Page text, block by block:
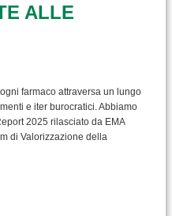
ALLE
farmaco attraversa un lungo
e iter burocratici. Abbiamo
2025 rilasciato da EMA
di Valorizzazione della